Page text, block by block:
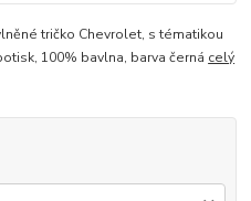
tričko Chevrolet, s tématikou
100% bavlna, barva černá celý